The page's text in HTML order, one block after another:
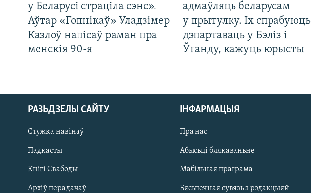
у Беларусі страціла сэнс».
Аўтар «Гопнікаў» Уладзімер
Казлоў напісаў раман пра
менскія 90-я
адмаўляць беларусам
у прытулку. Іх спрабуюць
дэпартаваць у Бэліз і
Ўганду, кажуць юрысты
РАЗЬДЗЕЛЫ САЙТУ
Стужка навінаў
Падкасты
Кнігі Свабоды
Архіў перадачаў
ІНФАРМАЦЫЯ
Пра нас
Абысьці блякаваньне
Мабільная праграма
Бясьпечная сувязь з рэдакцыяй